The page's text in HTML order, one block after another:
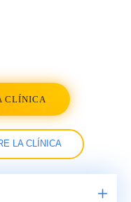
CLÍNICA
LA CLÍNICA